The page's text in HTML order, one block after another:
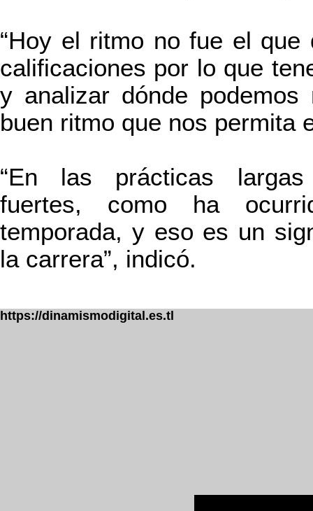
“Hoy el ritmo no fue el que
calificaciones por lo que
y analizar dónde
buen ritmo que nos permita
“En las prácticas largas
fuertes, como ha
temporada, y eso es un
la carrera”, indicó.
https://dinamismodigital.es.tl